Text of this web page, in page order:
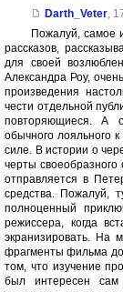
Darth_Veter,
Пожалуй, самое
рассказов,
для своей
Александра Роу,
произведения
чести отдельной
повторяющиеся. А
обычного лояльного
силе. В истории о
черты
отправляется в
средства. Пожалуй,
полноценный
режиссера, когда
экранизировать. На
фрагменты фильма
том, что изучение
был интересен